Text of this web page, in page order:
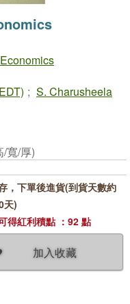
; S. Charusheela
/寬/厚)
加入收藏
，下單後進貨(到貨天數約
天)
得紅利積點 ：92 點